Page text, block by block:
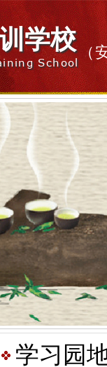
学校
School
（
学习园